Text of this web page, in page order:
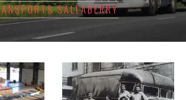
SALLABERRY